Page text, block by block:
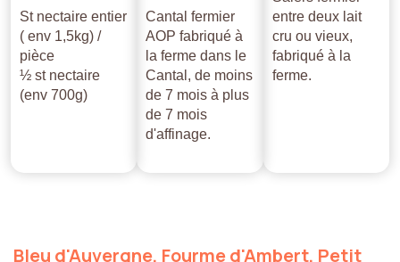
St nectaire entier
( env 1,5kg) /
pièce
½ st nectaire
(env 700g)
Cantal fermier
AOP fabriqué à
la ferme dans le
Cantal, de moins
de 7 mois à plus
de 7 mois
d'affinage.
entre deux lait
cru ou vieux,
fabriqué à la
ferme.
Bleu d'Auvergne, Fourmed'Ambert, Petit